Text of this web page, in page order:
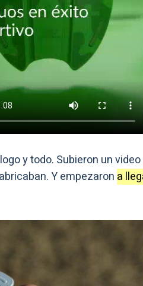
y todo. Subieron un
Y empezaron a